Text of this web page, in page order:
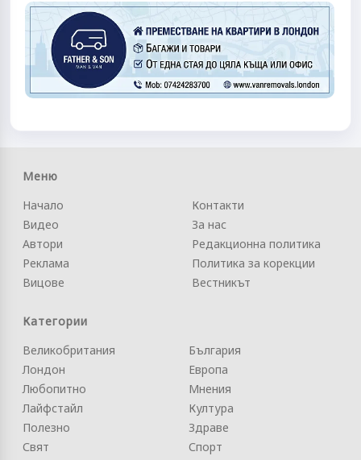
Меню
Начало
Видео
Автори
Реклама
Вицове
Контакти
За нас
Редакционна политика
Политика за корекции
Вестникът
Категории
Великобритания
Лондон
Любопитно
Лайфстайл
Полезно
Свят
България
Европа
Мнения
Култура
Здраве
Спорт